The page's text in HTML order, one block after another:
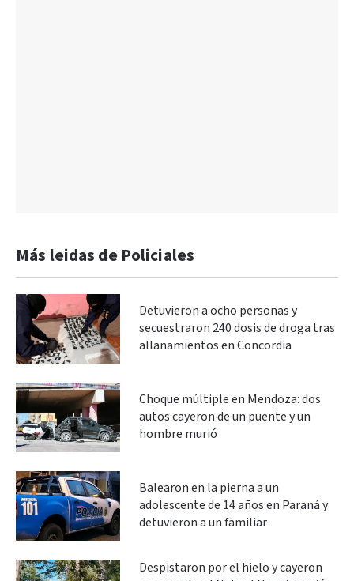
Más leidas de Policiales
Detuvieron a ocho personas y
secuestraron 240 dosis de droga tras
allanamientos en Concordia
Choque múltiple en Mendoza: dos
autos cayeron de un puente y un
hombre murió
Balearon en la pierna a un
adolescente de 14 años en Paraná y
detuvieron a un familiar
Despistaron por el hielo y cayeron